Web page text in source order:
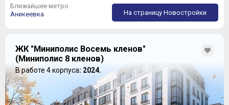
Ближайшее метро
Аникеевка
На страницу Новостройки
ЖК "Миниполис Восемь кленов"
(Миниполис 8 кленов)
В работе 4 корпуса: 2024.